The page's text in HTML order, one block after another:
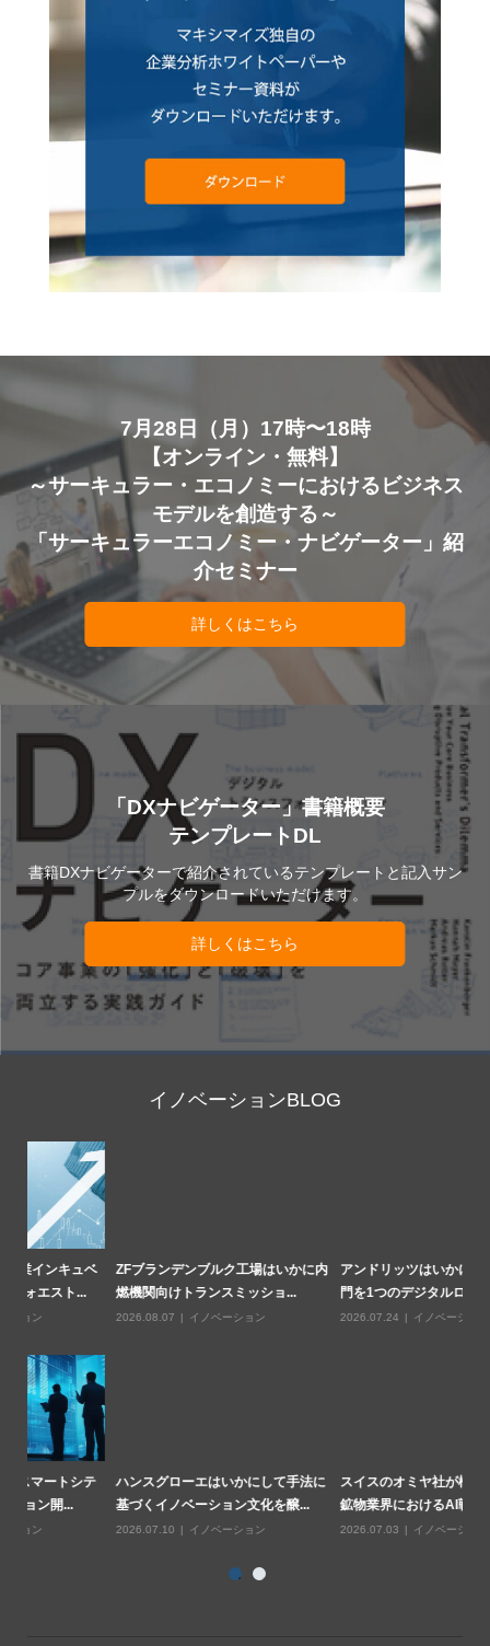
7月28日（月）17時〜18時
【オンライン・無料】
～サーキュラー・エコノミーにおけるビジネス
モデルを創造する～
「サーキュラーエコノミー・ナビゲーター」紹
介セミナー
詳しくはこちら
「DXナビゲーター」書籍概要
テンプレートDL
書籍DXナビゲーターで紹介されているテンプレートと記入サン
プルをダウンロードいただけます。
詳しくはこちら
イノベーションBLOG
ZFブランデンブルク工場はいかに内
燃機関向けトランスミッショ...
2026.08.07 イノベーション
アンドリッツはいかに4つの事業部
門を1つのデジタルロードマッ...
2026.07.24 イノベーション
ハンスグローエはいかにして手法に
基づくイノベーション文化を醸...
2026.07.10 イノベーション
スイスのオミヤ社が構築した産業用
鉱物業界におけるAI戦略("...
2026.07.03 イノベーション